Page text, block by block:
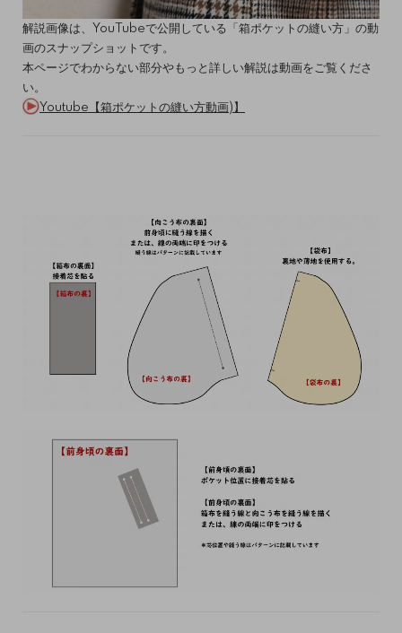
解説画像は、YouTubeで公開している「箱ポケットの縫い方」の動
画のスナップショットです。
本ページでわからない部分やもっと詳しい解説は動画をご覧くださ
い。
Youtube【箱ポケットの縫い方動画)】